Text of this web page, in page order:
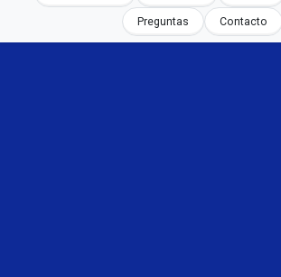
Preguntas Contacto